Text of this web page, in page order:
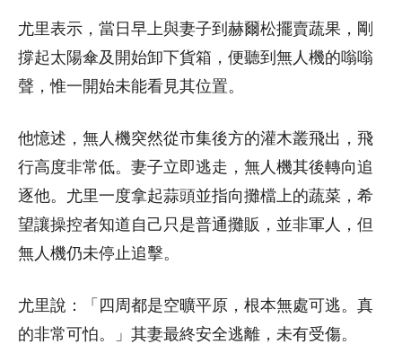
尤里表示，當日早上與妻子到赫爾松擺賣蔬果，剛
撐起太陽傘及開始卸下貨箱，便聽到無人機的嗡嗡
聲，惟一開始未能看見其位置。
他憶述，無人機突然從市集後方的灌木叢飛出，飛
行高度非常低。妻子立即逃走，無人機其後轉向追
逐他。尤里一度拿起蒜頭並指向攤檔上的蔬菜，希
望讓操控者知道自己只是普通攤販，並非軍人，但
無人機仍未停止追擊。
尤里說：「四周都是空曠平原，根本無處可逃。真
的非常可怕。」其妻最終安全逃離，未有受傷。